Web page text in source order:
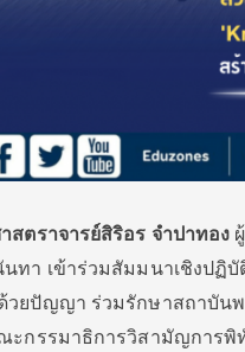
สตราจารย์สิริอร จำปาทอง
ทา เข้าร่วมสัมมนาเชิงปฏิบัติ
วยปัญญา ร่วมรักษาสถาบันพ
ะกรรมาธิการวิสามัญการ